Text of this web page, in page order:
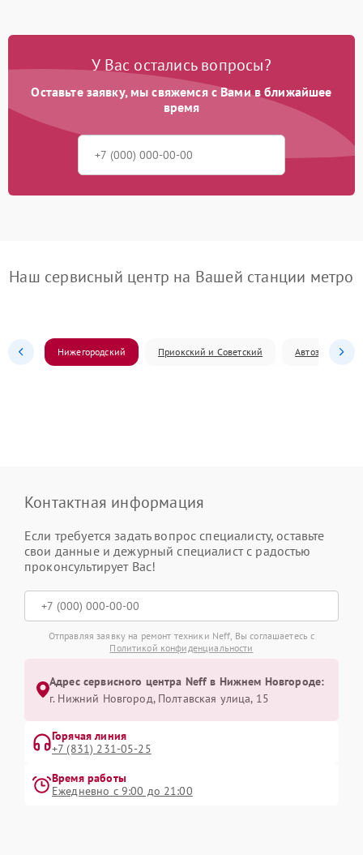
У Вас остались вопросы?
Оставьте заявку, мы свяжемся с Вами в ближайшее
время
Наш сервисный центр на Вашей станции метро
Нижегородский Приокский и Советский Автозаводский
Контактная информация
Если требуется задать вопрос специалисту, оставьте
свои данные и дежурный специалист с радостью
проконсультирует Вас!
Отправляя заявку на ремонт техники Neff, Вы соглашаетесь с
Политикой конфиденциальности
Адрес сервисного центра Neff в Нижнем Новгороде:
г. Нижний Новгород, Полтавская улица, 15
Горячая линия
+7 (831) 231-05-25
Время работы
Ежедневно с 9:00 до 21:00